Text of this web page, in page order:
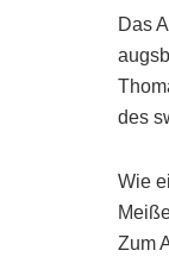
Das
des
Wie
Zum